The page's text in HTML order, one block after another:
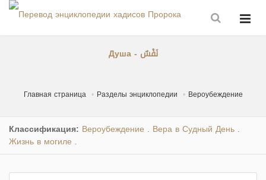
Душа - نَفْسٌ
Главная страница Разделы энциклопедии Вероубеждение
Классификация: Вероубеждение Вера в Судный День
Жизнь в могиле